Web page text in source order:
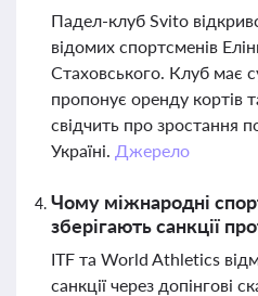
Падел-клуб Svito
відомих спортсменів
Стаховського. Клуб має
пропонує оренду кортів
свідчить про зростання
Україні. Джерело
Чому міжнародні
зберігають санкції
ITF та World Athletics
санкції через допінгові